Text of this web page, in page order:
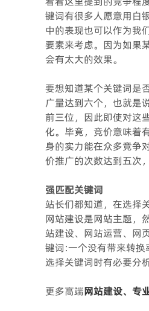
键词有很多人愿意用白
中的表现也可以作为我
要素来考虑。因为如果
会有太大的效果。
要想知道某个关键词是
广量达到六个，也就是
前三位，因此即使对这
化。毕竟，竞价意味着
身的实力能在众多竞争
价推广的次数达到五次
强匹配关键词
站长们都知道，在选择
网站建设是网站主题，
站建设、网站运营、网
键词:一个没有带来转
选择关键词时有必要分
更多高端网站建设、专